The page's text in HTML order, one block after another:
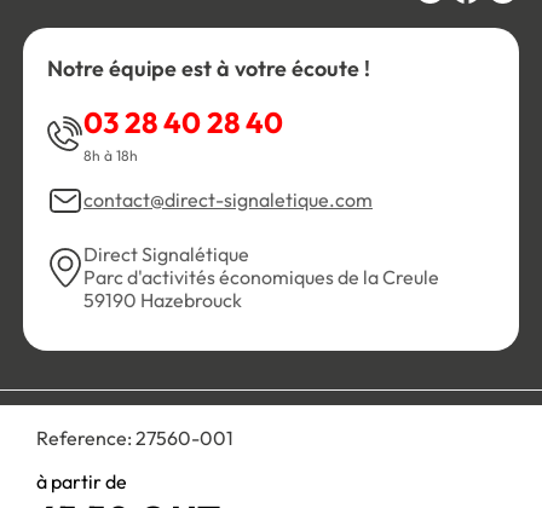
Reference: 27560-001
à partir de
Notre équipe est à votre écoute !
03 28 40 28 40
8h à 18h
contact@direct-signaletique.com
Direct Signalétique
Parc d'activités économiques de la Creule
59190 Hazebrouck
Personnaliser les cookies